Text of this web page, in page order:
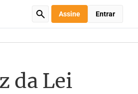
Assine Entrar
da Lei